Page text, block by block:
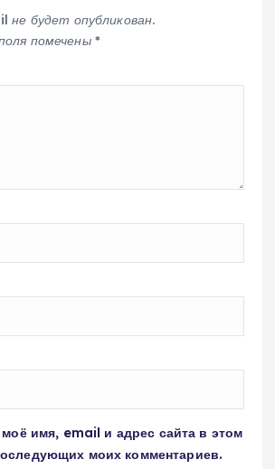
не будет опубликован.
помечены *
имя, email и адрес сайта в этом
моих комментариев.